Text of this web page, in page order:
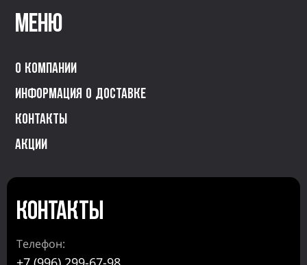
Меню
О компании
Информация о доставке
Контакты
Акции
Контакты
Телефон: